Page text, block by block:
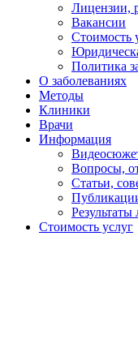
Лицензии,
Вакансии
Стоимость
Политика
О заболеваниях
Методы
Клиники
Врачи
Информация
Вопросы,
Статьи,
Результаты
Стоимость услуг